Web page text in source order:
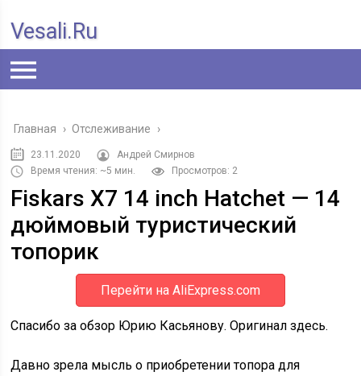
Vesali.ru
Главная › Отслеживание ›
23.11.2020
Андрей Смирнов
Время чтения: ~5 мин.
Просмотров: 2
Fiskars X7 14 inch Hatchet — 14
дюймовый туристический
топорик
Перейти на AliExpress.com
Спасибо за обзор Юрию Касьянову. Оригинал здесь.
Давно зрела мысль о приобретении топора для